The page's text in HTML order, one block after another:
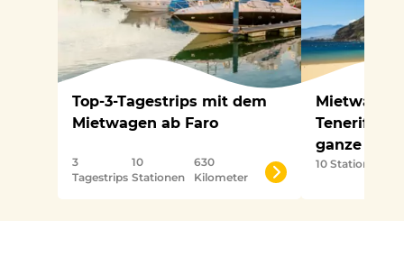
Top-3-Tagestrips mit dem
Mietwagen ab Faro
3
Tagestrips
10
Stationen
630
Kilometer
Teneriffa:
ganze Insel
10 Stationen